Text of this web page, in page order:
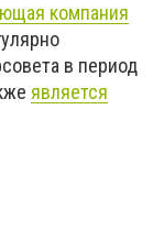
компания
в период
является